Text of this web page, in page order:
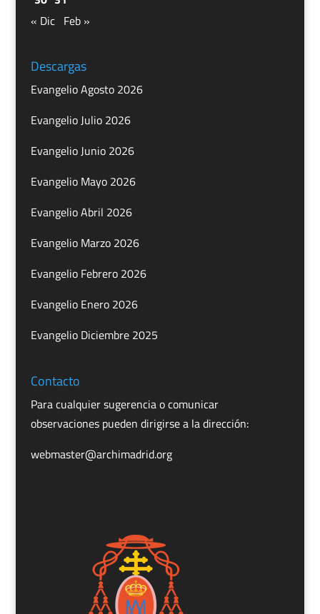
« Dic Feb »
Descargas
Evangelio Agosto 2026
Evangelio Julio 2026
Evangelio Junio 2026
Evangelio Mayo 2026
Evangelio Abril 2026
Evangelio Marzo 2026
Evangelio Febrero 2026
Evangelio Enero 2026
Evangelio Diciembre 2025
Contacto
Para cualquier sugerencia o comunicar
observaciones pueden dirigirse a la dirección:
webmaster@archimadrid.org